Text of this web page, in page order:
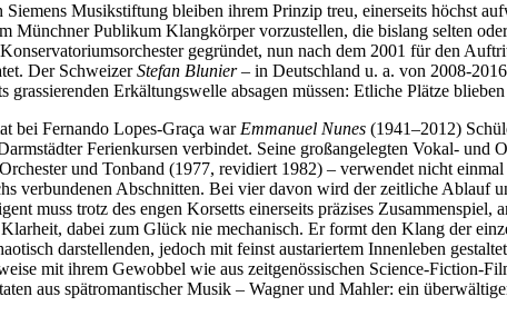
Musikstiftung bleiben ihrem Prinzip treu, einerseits höchst
Münchner Publikum Klangkörper vorzustellen, die bislang selten
gegründet, nun nach dem 2001 für den
Der SchweizerStefan Blunier– in Deutschland u. a. von 2008-
grassierenden Erkältungswelle absagen müssen: Etliche Plätze
bei Fernando Lopes-Graça war Emmanuel Nunes (1941–2012)
Ferienkursen verbindet. Seine großangelegten Vokal-
und Tonband (1977, revidiert 1982) – verwendet nicht
verbundenen Abschnitten. Bei vier davon wird der zeitliche Ablauf
muss trotz des engen Korsetts einerseits präzises
dabei zum Glück nie mechanisch. Er formt den Klang der
darstellenden, jedoch mit feinst austariertem Innenleben
mit ihrem Gewobbel wie aus zeitgenössischen Science-Fiction-
aus spätromantischer Musik – Wagner und Mahler: ein